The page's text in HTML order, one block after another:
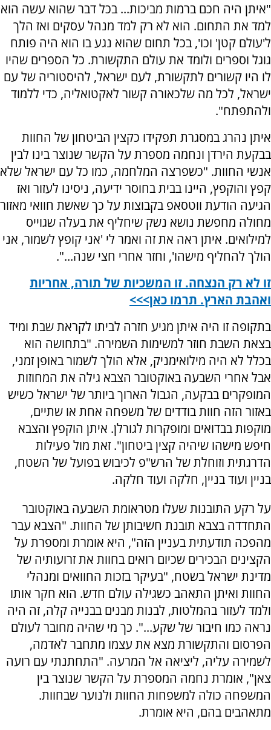
"איתן היה חכם ברמות מביכות... בכל דבר שהוא עשה הוא
למד את התחום. הוא לא רק למד מנהל עסקים ואז הלך
ל'עולם קטן' וכו', בכל תחום שהוא נגע בו הוא היה פותח
גוגל וספרים ולומד את עולם התקשורת. כל הספרים שהיו
לו היו קשורים לתקשורת, לעם ישראל, להיסטוריה של עם
ישראל, לכל מה שלכאורה קשור לאקטואליה, כדי ללמוד
ולהתפתח".
איתן נהרג במסגרת תפקידו כקצין הביטחון של החוות
בבקעת הירדן ונחמה מספרת על הקשר שנוצר בינו לבין
אנשי החוות. "כשפרצה המלחמה, כמו כל עם ישראל שלא
קפץ והוקפץ, היינו בבית בחוסר ידיעה, ניסינו לעזור ואז
הגיעה הודעת ווטסאפ בקבוצות על כך שאשת חוואי מאזור
מחולה מחפשת נושא נשק שיחליף את בעלה שגוייס
למילואים. איתן ראה את זה ואמר לי 'אני קופץ לשמור, אני
הולך להחליף מישהו', וחזר אחרי חצי שנה...".
זו לא רק הנצחה. זו המשכיות של תורה, אחריות
ואהבת הארץ. תרמו כאן>>>
בתקופה זו היה איתן מגיע חזרה לביתו לקראת שבת ומיד
בצאת השבת חוזר למשימות השמירה. "בתחושה הוא
בכלל לא היה מילואימניק, אלא הולך לשמור באופן זמני,
אבל אחרי השבעה באוקטובר הצבא גילה את המחוזות
המופקרים בבקעה, הגבול הארוך ביותר של ישראל כשיש
באזור הזה חוות בודדים של משפחה אחת או שתיים,
מוקפות בבדואים ומופקרות לגורלן. איתן הוקפץ והצבא
חיפש מישהו שיהיה קצין ביטחון". זאת מול פעילות
הדרגתית וזוחלת של הרש"פ לכיבוש בפועל של השטח,
בניין ועוד בניין, חלקה ועוד חלקה.
על רקע התובנות שעלו מטראומת השבעה באוקטובר
התחדדה בצבא תובנת חשיבותן של החוות. "הצבא עבר
מהפכה תודעתית בעניין הזה", היא אומרת ומספרת על
הקצינים הבכירים שכיום רואים בחוות את זרועותיה של
מדינת ישראל בשטח, "בעיקר בזכות החוואים ומנהלי
החוות ואיתן התאהב כשגילה עולם חדש. הוא חקר אותו
ולמד לעזור בהמלטות, לבנות מבנים בבנייה קלה, זה היה
נראה כמו חיבור של שקע...". כך מי שהיה מחובר לעולם
הפרסום והתקשורת מצא את עצמו מתחבר לאדמה,
לשמירה עליה, ליציאה אל המרעה. "התחתנתי עם רועה
צאן", אומרת נחמה המספרת על הקשר שנוצר בין
המשפחה כולה למשפחות החוות ולנוער שבחוות.
מתאהבים בהם, היא אומרת.